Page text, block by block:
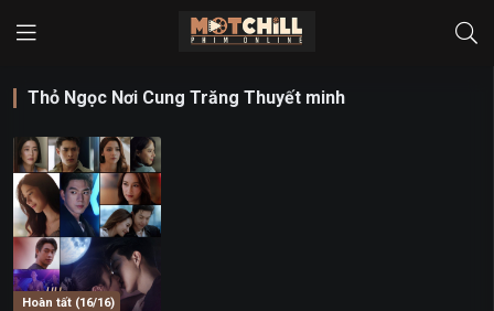
Thỏ Ngọc Nơi Cung Trăng Thuyết minh
Hoàn tất (16/16)